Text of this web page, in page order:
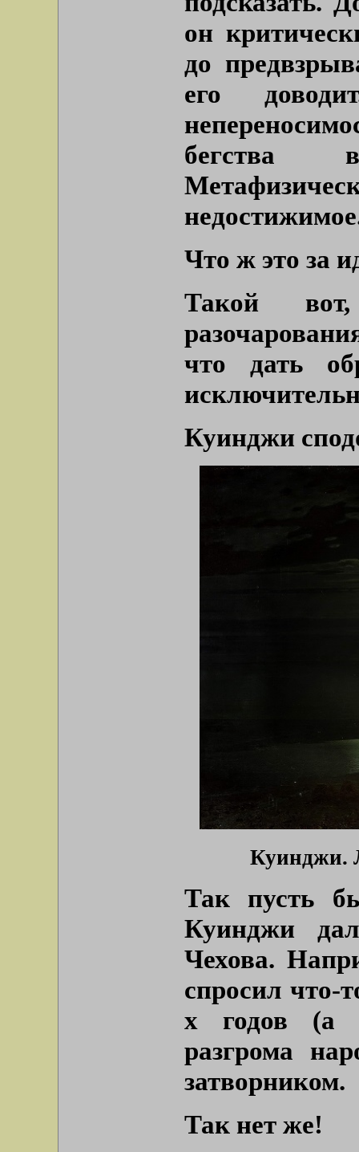
он
до
его
бегства
Что ж это за
Такой вот,
что дать
Куинджи
Куинджи.
Так пусть
Куинджи
Чехова.
спросил что-
х годов (а
разгрома
затворником.
Так нет же!